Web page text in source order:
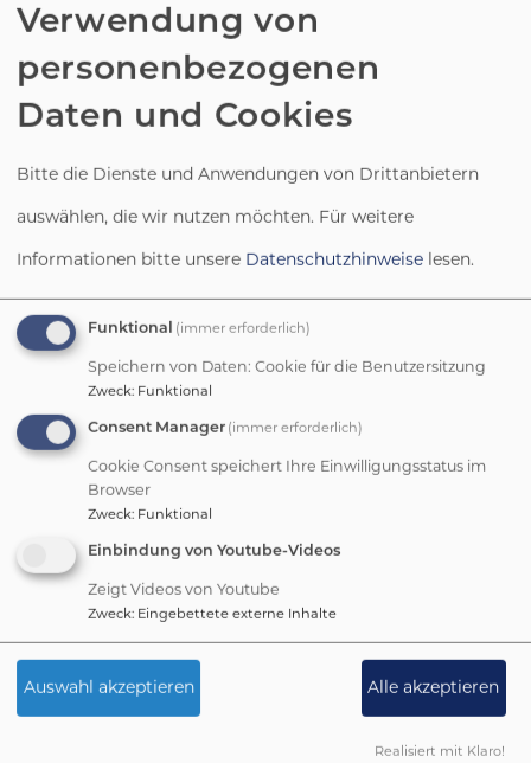
Einwilligung
Sie erklären sich damit einverstanden, dass Ihre Daten
Math question (3 + 9 =)
Lösen Sie diese einfache mathematische Aufgabe und
geben das Ergebnis ein. z.B. Geben Sie für 1+3 eine 4 ein.
Diese Frage dient der Vermeidung von Spam.
Verwendung von
personenbezogenen
Daten und Cookies
Bitte die Dienste und Anwendungen von Drittanbietern
auswählen, die wir nutzen möchten. Für weitere
Informationen bitte unsere Datenschutzhinweise lesen.
Funktional (immer erforderlich)
Speichern von Daten: Cookie für die Benutzersitzung
Zweck: Funktional
Consent Manager (immer erforderlich)
Cookie Consent speichert Ihre Einwilligungsstatus im
Browser
Zweck: Funktional
Einbindung von Youtube-Videos
Zeigt Videos von Youtube
Zweck: Eingebettete externe Inhalte
Auswahl akzeptieren Alle akzeptieren
Realisiert mit Klaro!